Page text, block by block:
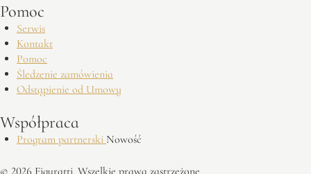
Pomoc
Serwis
Kontakt
Pomoc
Śledzenie zamówienia
Odstąpienie od Umowy
Współpraca
Program partnerski Nowość
© 2026 Figuratti. Wszelkie prawa zastrzeżone